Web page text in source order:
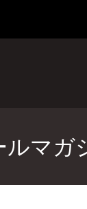
ルマガ